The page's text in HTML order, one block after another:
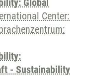
Global
Center:
- Sustainability